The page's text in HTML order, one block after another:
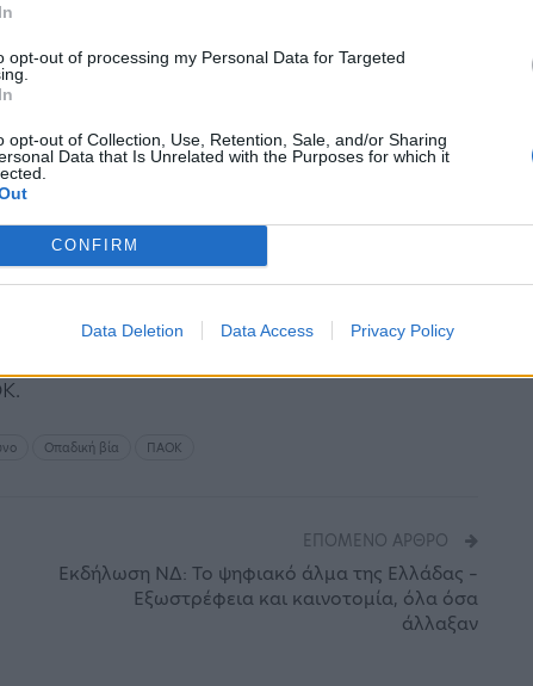
opt-out of processing my Personal Data for Targeted
opt-out of Collection, Use, Retention, Sale, and/or Sharing
Data that Is Unrelated with the Purposes for which it
CONFIRM
Data Deletion Data Access Privacy Policy
για τον ένα χρόνο από τον θάνατο
το Σάββατο 28 Ιανουαρίου, στον Ιερό
στο Μικτό Ορκωτό Δικαστήριο
για τη δολοφονία του άτυχου
δύο φίλων του.
της 1ης Φεβρουαρίου 2022 στην οδό
που δέχτηκε όταν βρισκόταν με την
Οπαδική βία ΠΑΟΚ
ΕΠΌΜΕΝΟ ΆΡΘΡΟ
Εκδήλωση ΝΔ: Το ψηφιακό άλμα της Ελλάδας –
Εξωστρέφεια και καινοτομία, όλα όσα
άλλαξαν